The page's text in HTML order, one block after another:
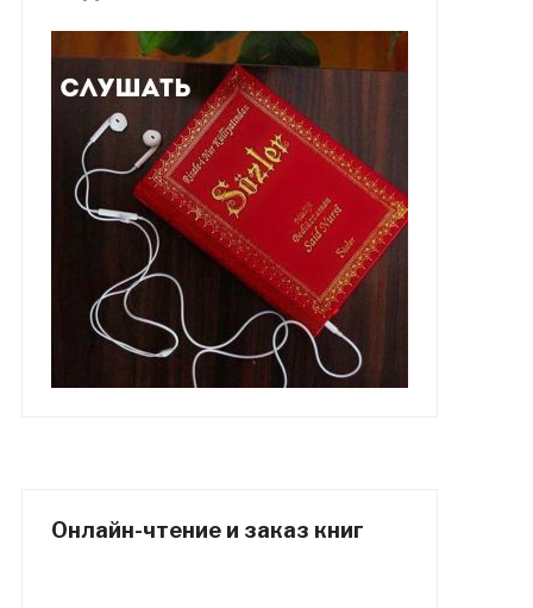
Онлайн-чтение и заказ книг